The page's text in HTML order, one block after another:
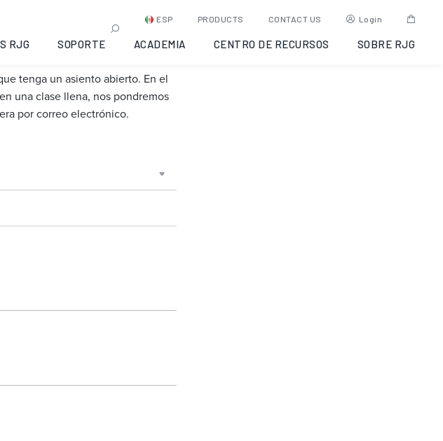
ESP PRODUCTS CONTACT US Login
RJG SOPORTE ACADEMIA CENTRO DE RECURSOS SOBRE RJG
tenga un asiento abierto. En el
una clase llena, nos pondremos
por correo electrónico.